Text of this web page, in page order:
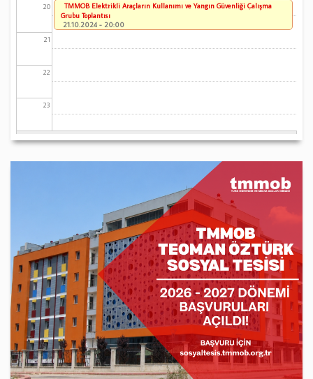
20
21
22
23
TMMOB Elektrikli Araçların Kullanımı ve Yangın Güvenliği Çalışma
Grubu Toplantısı
21.10.2024 - 20:00